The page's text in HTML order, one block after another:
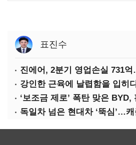
표진수
진에어, 2분기 영업손실 731
강인한 근육에 날렵함을 입히
‘보조금 제로’ 폭탄 맞은 BYD,